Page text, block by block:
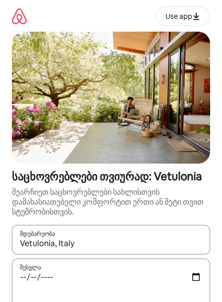
გადასვლა
Use app
საცხოვრებლები თვიურად: Vetulonia
შეარჩიეთ საცხოვრებლები სახლისთვის
დამახასიათებელი კომფორტით ერთი ან მეტი თვით
სტუმრობისთვის.
მდებარეობა
როცა შედეგები ხელმისაწვდომი გახდება, ნავიგაციისთვის
შესვლა